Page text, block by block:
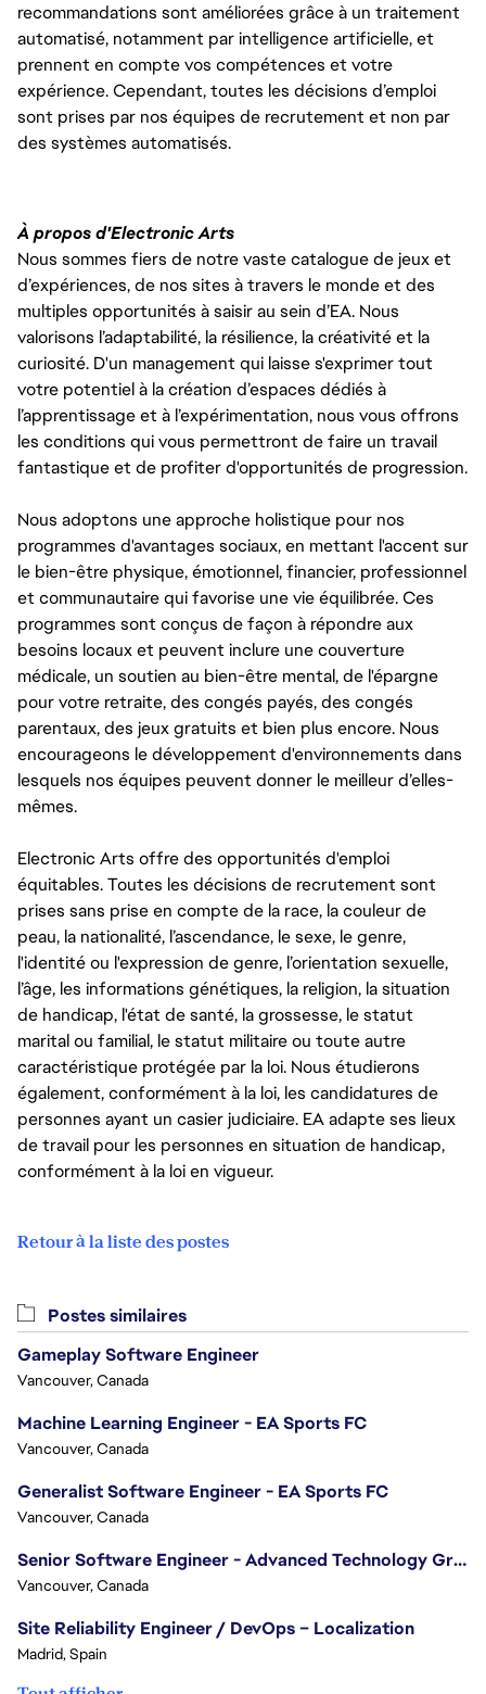
recommandations sont améliorées grâce à un traitement
automatisé, notamment par intelligence artificielle, et
prennent en compte vos compétences et votre
expérience. Cependant, toutes les décisions d’emploi
sont prises par nos équipes de recrutement et non par
des systèmes automatisés.
À propos d'Electronic Arts
Nous sommes fiers de notre vaste catalogue de jeux et
d’expériences, de nos sites à travers le monde et des
multiples opportunités à saisir au sein d’EA. Nous
valorisons l’adaptabilité, la résilience, la créativité et la
curiosité. D'un management qui laisse s'exprimer tout
votre potentiel à la création d’espaces dédiés à
l’apprentissage et à l’expérimentation, nous vous offrons
les conditions qui vous permettront de faire un travail
fantastique et de profiter d'opportunités de progression.
Nous adoptons une approche holistique pour nos
programmes d'avantages sociaux, en mettant l'accent sur
le bien-être physique, émotionnel, financier, professionnel
et communautaire qui favorise une vie équilibrée. Ces
programmes sont conçus de façon à répondre aux
besoins locaux et peuvent inclure une couverture
médicale, un soutien au bien-être mental, de l'épargne
pour votre retraite, des congés payés, des congés
parentaux, des jeux gratuits et bien plus encore. Nous
encourageons le développement d'environnements dans
lesquels nos équipes peuvent donner le meilleur d’elles-
mêmes.
Electronic Arts offre des opportunités d'emploi
équitables. Toutes les décisions de recrutement sont
prises sans prise en compte de la race, la couleur de
peau, la nationalité, l’ascendance, le sexe, le genre,
l'identité ou l'expression de genre, l’orientation sexuelle,
l’âge, les informations génétiques, la religion, la situation
de handicap, l'état de santé, la grossesse, le statut
marital ou familial, le statut militaire ou toute autre
caractéristique protégée par la loi. Nous étudierons
également, conformément à la loi, les candidatures de
personnes ayant un casier judiciaire. EA adapte ses lieux
de travail pour les personnes en situation de handicap,
conformément à la loi en vigueur.
Retour à la liste des postes
Postes similaires
Gameplay Software Engineer
Vancouver, Canada
Machine Learning Engineer - EA Sports FC
Vancouver, Canada
Generalist Software Engineer - EA Sports FC
Vancouver, Canada
Senior Software Engineer - Advanced Technology Group
Vancouver, Canada
Site Reliability Engineer / DevOps – Localization
Madrid, Spain